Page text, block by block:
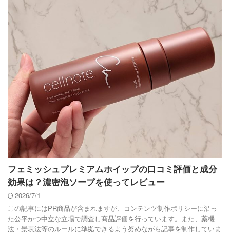
フェミッシュプレミアムホイップの口コミ評価と成分
効果は？濃密泡ソープを使ってレビュー
2026/7/1
この記事にはPR商品が含まれますが、コンテンツ制作ポリシーに沿っ
た公平かつ中立な立場で調査し商品評価を行っています。また、薬機
法・景表法等のルールに準拠できるよう努めながら記事を制作していま